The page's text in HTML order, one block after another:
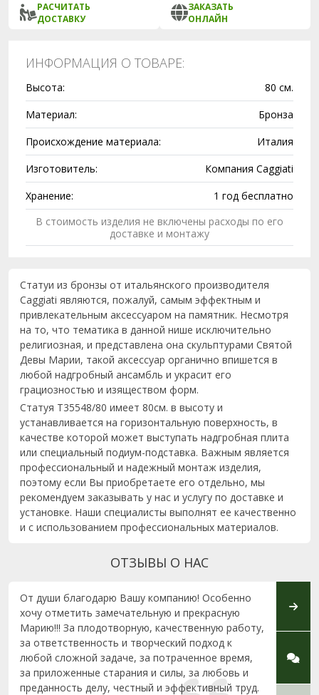
РАСЧИТАТЬ
ДОСТАВКУ
ЗАКАЗАТЬ
ОНЛАЙН
ИНФОРМАЦИЯ О ТОВАРЕ:
Высота:
80 см.
Материал:
Бронза
Происхождение материала:
Италия
Изготовитель:
Компания Caggiati
Хранение:
1 год бесплатно
В стоимость изделия не включены расходы по его
доставке и монтажу
Статуи из бронзы от итальянского производителя
Caggiati являются, пожалуй, самым эффектным и
привлекательным аксессуаром на памятник. Несмотря
на то, что тематика в данной нише исключительно
религиозная, и представлена она скульптурами Святой
Девы Марии, такой аксессуар органично впишется в
любой надгробный ансамбль и украсит его
грациозностью и изяществом форм.
Статуя T35548/80 имеет 80см. в высоту и
устанавливается на горизонтальную поверхность, в
качестве которой может выступать надгробная плита
или специальный подиум-подставка. Важным является
профессиональный и надежный монтаж изделия,
поэтому если Вы приобретаете его отдельно, мы
рекомендуем заказывать у нас и услугу по доставке и
установке. Наши специалисты выполнят ее качественно
и с использованием профессиональных материалов.
ОТЗЫВЫ О НАС
От души благодарю Вашу компанию! Особенно
хочу отметить замечательную и прекрасную
Марию!!! За плодотворную, качественную работу,
за ответственность и творческий подход к
любой сложной задаче, за потраченное время,
за приложенные старания и силы, за любовь и
преданность делу, честный и эффективный труд.